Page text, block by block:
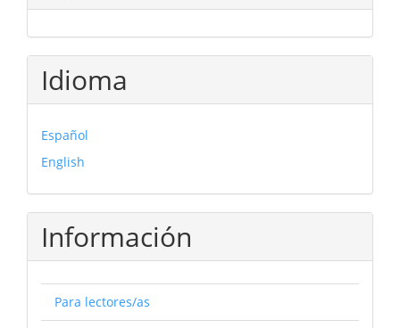
Idioma
Español
English
Información
Para lectores/as